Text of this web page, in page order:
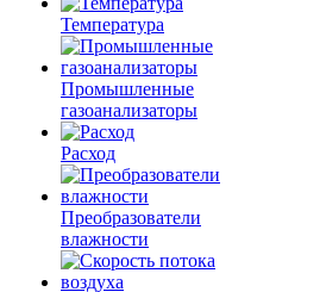
Температура
Промышленные
газоанализаторы
Расход
Преобразователи
влажности